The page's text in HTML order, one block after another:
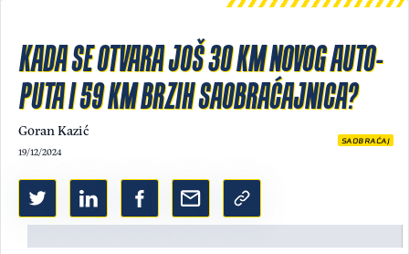
Light/Dark mode
KADA SE OTVARA JOŠ 30 KM NOVOG AUTO-
PUTA I 59 KM BRZIH SAOBRAĆAJNICA?
Goran Kazić
19/12/2024
SAOBRAĆAJ